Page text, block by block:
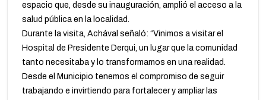
espacio que, desde su inauguración, amplió el acceso a la
salud pública en la localidad.
Durante la visita, Achával señaló: “Vinimos a visitar el
Hospital de Presidente Derqui, un lugar que la comunidad
tanto necesitaba y lo transformamos en una realidad.
Desde el Municipio tenemos el compromiso de seguir
trabajando e invirtiendo para fortalecer y ampliar las